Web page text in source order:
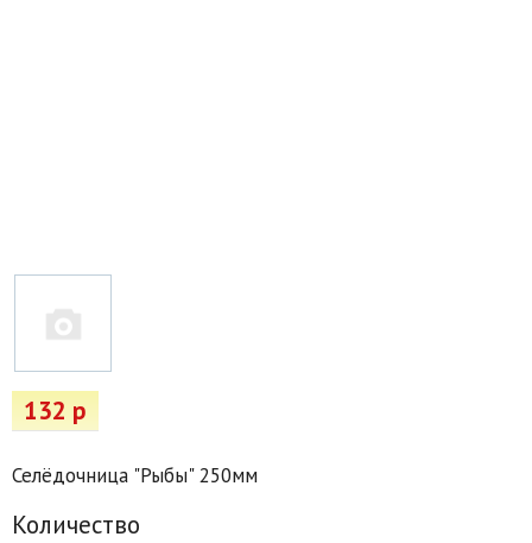
Подарочные сертификаты
132 р
Селёдочница "Рыбы" 250мм
Количество